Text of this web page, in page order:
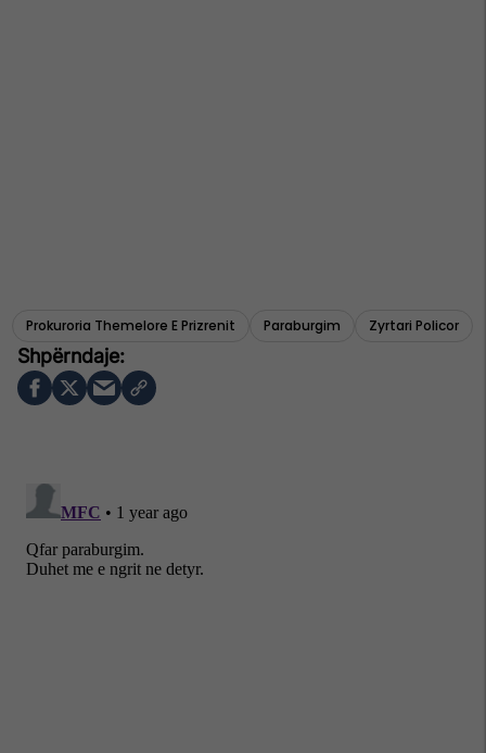
Prokuroria Themelore E Prizrenit Paraburgim Zyrtari Policor